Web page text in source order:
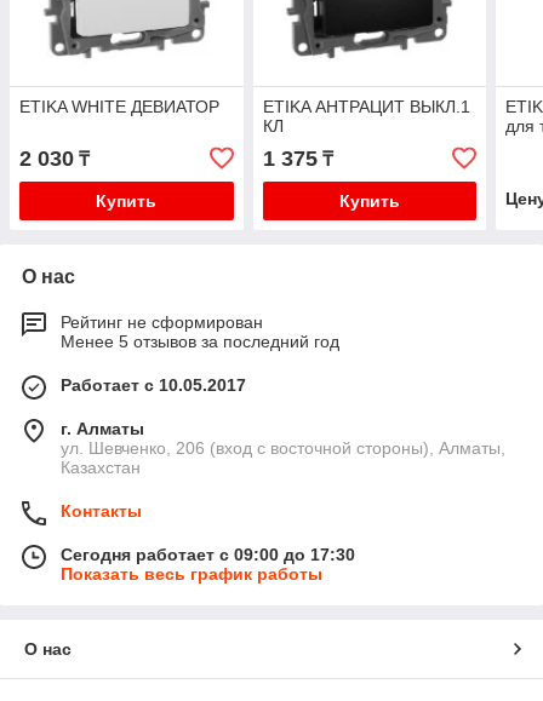
ETIKA WHITE ДЕВИАТОР
2 030 ₸
Купить
ETIKA АНТРАЦИТ ВЫКЛ.1
КЛ
1 375₸
Купить
для
О нас
Рейтинг не сформирован
Менее 5 отзывов за последний год
Работает с 10.05.2017
г. Алматы
ул. Шевченко, 206 (вход с восточной стороны), Алматы,
Казахстан
Контакты
Сегодня работает с 09:00 до 17:30
Показать весь график работы
О нас